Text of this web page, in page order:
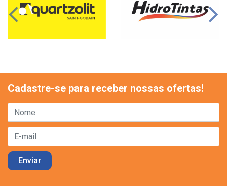
Cadastre-se para receber nossas ofertas!